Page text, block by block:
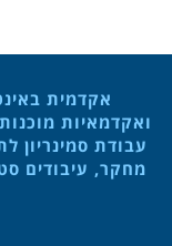
אקדמית
ואקדמאיות
עבודת סמינריון
מחקר, עיבודים